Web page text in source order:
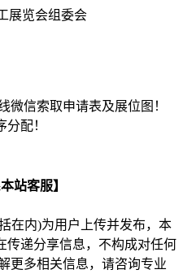
展览会组委会
微信索取申请表及展位图！
配！
站客服】
在内)为用户上传并发布，本
传递分享信息，不构成对任何
更多相关信息，请咨询专业